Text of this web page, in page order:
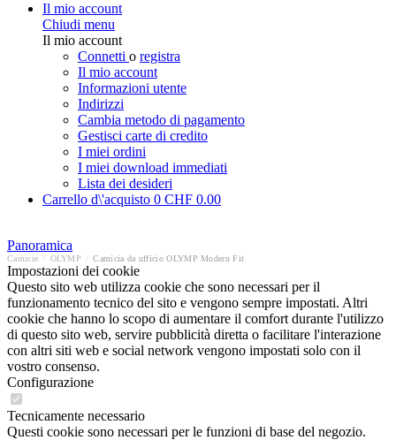
Il mio account
Chiudi menu
Il mio account
Connetti o registra
Il mio account
Informazioni utente
Indirizzi
Cambia metodo di pagamento
Gestisci carte di credito
I miei ordini
I miei download immediati
Lista dei desideri
Carrello d\'acquisto 0 CHF 0.00
Panoramica
Camicie OLYMP Camicia da ufficio OLYMP Modern Fit
Impostazioni dei cookie
Questo sito web utilizza cookie che sono necessari per il
funzionamento tecnico del sito e vengono sempre impostati. Altri
cookie che hanno lo scopo di aumentare il comfort durante l'utilizzo
di questo sito web, servire pubblicità diretta o facilitare l'interazione
con altri siti web e social network vengono impostati solo con il
vostro consenso.
Configurazione
Tecnicamente necessario
Questi cookie sono necessari per le funzioni di base del negozio.